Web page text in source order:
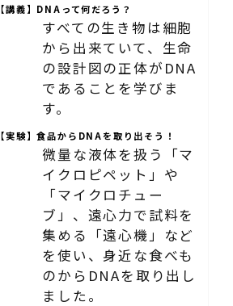
【講義】DNAって何だろう？
すべての生き物は細胞
から出来ていて、生命
の設計図の正体がDNA
であることを学びま
す。
【実験】食品からDNAを取り出そう！
微量な液体を扱う「マ
イクロピペット」や
「マイクロチュー
ブ」、遠心力で試料を
集める「遠心機」など
を使い、身近な食べも
のからDNAを取り出し
ました。